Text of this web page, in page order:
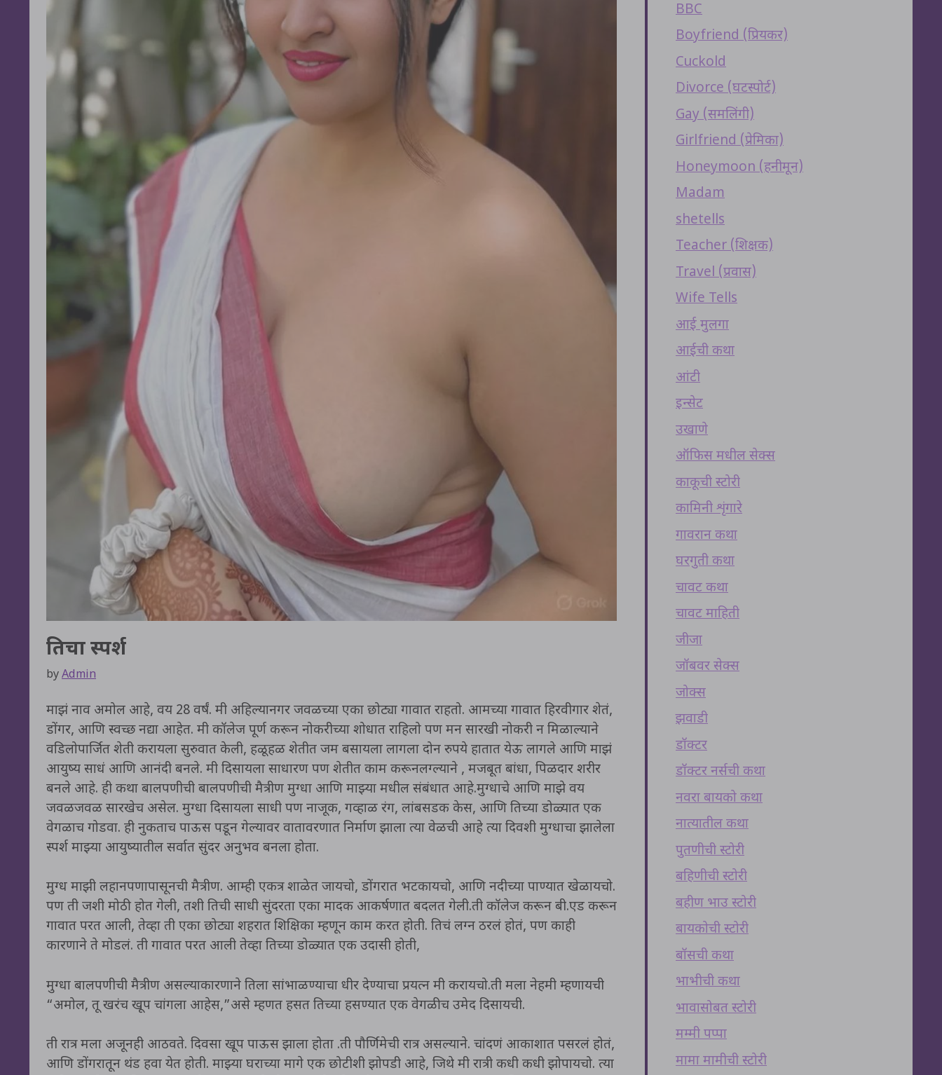
तिचा स्पर्श
byAdmin
माझं नाव अमोल आहे, वय 28 वर्षं. मी अहिल्यानगर जवळच्या एका छोट्या गावात राहतो. आमच्या गावात हिरवीगार शेतं,
डोंगर, आणि स्वच्छ नद्या आहेत. मी कॉलेज पूर्ण करून नोकरीच्या शोधात राहिलो पण मन सारखी नोकरी न मिळाल्याने
वडिलोपार्जित शेती करायला सुरुवात केली, हळूहळ शेतीत जम बसायला लागला दोन रुपये हातात येऊ लागले आणि माझं
आयुष्य साधं आणि आनंदी बनले. मी दिसायला साधारण पण शेतीत काम करूनलग्ल्याने , मजबूत बांधा, पिळदार शरीर
बनले आहे. ही कथा बालपणीची बालपणीची मैत्रीण मुग्धा आणि माझ्या मधील संबंधात आहे.मुग्धाचे आणि माझे वय
जवळजवळ सारखेच असेल. मुग्धा दिसायला साधी पण नाजूक, गव्हाळ रंग, लांबसडक केस, आणि तिच्या डोळ्यात एक
वेगळाच गोडवा. ही नुकताच पाऊस पडून गेल्यावर वातावरणात निर्माण झाला त्या वेळची आहे त्या दिवशी मुग्धाचा झालेला
स्पर्श माझ्या आयुष्यातील सर्वात सुंदर अनुभव बनला होता.
मुग्ध माझी लहानपणापासूनची मैत्रीण. आम्ही एकत्र शाळेत जायचो, डोंगरात भटकायचो, आणि नदीच्या पाण्यात खेळायचो.
पण ती जशी मोठी होत गेली, तशी तिची साधी सुंदरता एका मादक आकर्षणात बदलत गेली.ती कॉलेज करून बी.एड करून
गावात परत आली, तेव्हा ती एका छोट्या शहरात शिक्षिका म्हणून काम करत होती. तिचं लग्न ठरलं होतं, पण काही
कारणाने ते मोडलं. ती गावात परत आली तेव्हा तिच्या डोळ्यात एक उदासी होती,
मुग्धा बालपणीची मैत्रीण असल्याकारणाने तिला सांभाळण्याचा धीर देण्याचा प्रयत्न मी करायचो.ती मला नेहमी म्हणायची
“अमोल, तू खरंच खूप चांगला आहेस,”असे म्हणत हसत तिच्या हसण्यात एक वेगळीच उमेद दिसायची.
ती रात्र मला अजूनही आठवते. दिवसा खूप पाऊस झाला होता .ती पौर्णिमेची रात्र असल्याने. चांदणं आकाशात पसरलं होतं,
आणि डोंगरातून थंड हवा येत होती. माझ्या घराच्या मागे एक छोटीशी झोपडी आहे, जिथे मी रात्री कधी कधी झोपायचो. त्या
BBC
Boyfriend (प्रियकर)
Cuckold
Divorce (घटस्पोर्ट)
Gay (समलिंगी)
Girlfriend (प्रेमिका)
Honeymoon (हनीमून)
Madam
shetells
Teacher (शिक्षक)
Travel (प्रवास)
Wife Tells
आई मुलगा
आईची कथा
आंटी
इन्सेट
उखाणे
ऑफिस मधील सेक्स
काकूची स्टोरी
कामिनी शृंगारे
गावरान कथा
घरगुती कथा
चावट कथा
चावट माहिती
जीजा
जॉबवर सेक्स
जोक्स
झवाडी
डॉक्टर
डॉक्टर नर्सची कथा
नवरा बायको कथा
नात्यातील कथा
पुतणीची स्टोरी
बहिणीची स्टोरी
बहीण भाउ स्टोरी
बायकोची स्टोरी
बॉसची कथा
भाभीची कथा
भावासोबत स्टोरी
मम्मी पप्पा
मामा मामीची स्टोरी